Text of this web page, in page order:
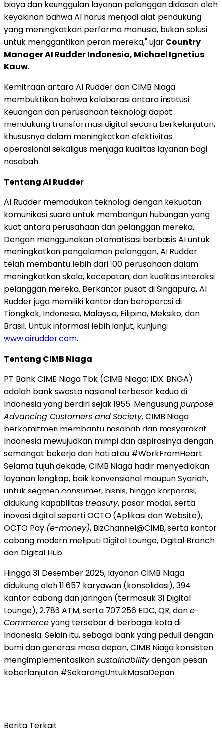
biaya dan keunggulan layanan pelanggan didasari oleh
keyakinan bahwa AI harus menjadi alat pendukung
yang meningkatkan performa manusia, bukan solusi
untuk menggantikan peran mereka," ujar Country
Manager AI Rudder Indonesia, Michael Ignetius
Kauw.
Kemitraan antara AI Rudder dan CIMB Niaga
membuktikan bahwa kolaborasi antara institusi
keuangan dan perusahaan teknologi dapat
mendukung transformasi digital secara berkelanjutan,
khususnya dalam meningkatkan efektivitas
operasional sekaligus menjaga kualitas layanan bagi
nasabah.
Tentang AI Rudder
AI Rudder memadukan teknologi dengan kekuatan
komunikasi suara untuk membangun hubungan yang
kuat antara perusahaan dan pelanggan mereka.
Dengan menggunakan otomatisasi berbasis AI untuk
meningkatkan pengalaman pelanggan, AI Rudder
telah membantu lebih dari 100 perusahaan dalam
meningkatkan skala, kecepatan, dan kualitas interaksi
pelanggan mereka. Berkantor pusat di Singapura, AI
Rudder juga memiliki kantor dan beroperasi di
Tiongkok, Indonesia, Malaysia, Filipina, Meksiko, dan
Brasil. Untuk informasi lebih lanjut, kunjungi
www.airudder.com.
Tentang CIMB Niaga
PT Bank CIMB Niaga Tbk (CIMB Niaga; IDX: BNGA)
adalah bank swasta nasional terbesar kedua di
Indonesia yang berdiri sejak 1955. Mengusungpurpose
Advancing Customers and Society, CIMB Niaga
berkomitmen membantu nasabah dan masyarakat
Indonesia mewujudkan mimpi dan aspirasinya dengan
semangat bekerja dari hati atau #WorkFromHeart.
Selama tujuh dekade, CIMB Niaga hadir menyediakan
layanan lengkap, baik konvensional maupun Syariah,
untuk segmenconsumer, bisnis, hingga korporasi,
didukung kapabilitas treasury, pasar modal, serta
inovasi digital seperti OCTO (Aplikasi dan Website),
OCTO Pay (e-money), BizChannel@CIMB, serta kantor
cabang modern meliputi Digital Lounge, Digital Branch
dan Digital Hub.
Hingga 31 Desember 2025, layanan CIMB Niaga
didukung oleh 11.657 karyawan (konsolidasi), 394
kantor cabang dan jaringan (termasuk 31 Digital
Lounge), 2.786 ATM, serta 707.256 EDC, QR, dane-
Commerceyang tersebar di berbagai kota di
Indonesia. Selain itu, sebagai bank yang peduli dengan
bumi dan generasi masa depan, CIMB Niaga konsisten
mengimplementasikansustainabilitydengan pesan
keberlanjutan #SekarangUntukMasaDepan.
Berita Terkait